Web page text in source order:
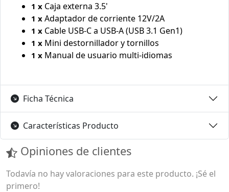
1 x Caja externa 3.5'
1 x Adaptador de corriente 12V/2A
1 x Cable USB-C a USB-A (USB 3.1 Gen1)
1 x Mini destornillador y tornillos
1 x Manual de usuario multi-idiomas
Ficha Técnica
Características Producto
Opiniones de clientes
Todavía no hay valoraciones para este producto. ¡Sé el
primero!